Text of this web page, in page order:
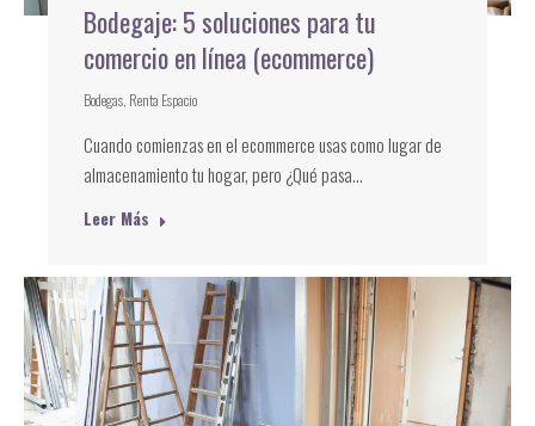
Bodegaje: 5 soluciones para tu
comercio en línea (ecommerce)
Bodegas Renta Espacio
Cuando comienzas en el ecommerce usas como lugar de
almacenamiento tu hogar, pero ¿Qué pasa…
Leer Más